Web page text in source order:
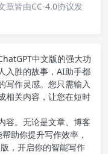
章皆由CC-4.0协议发
中文版的强大功
入胜的故事，AI助手都
写作灵感。您只需输入
相关内容，让您在短时
容。无论是文章、博客
助你提升写作效率，
，开启你的智能写作